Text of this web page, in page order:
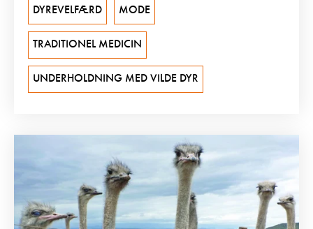
DYREVELFÆRD MODE
TRADITIONEL MEDICIN
UNDERHOLDNING MED VILDE DYR